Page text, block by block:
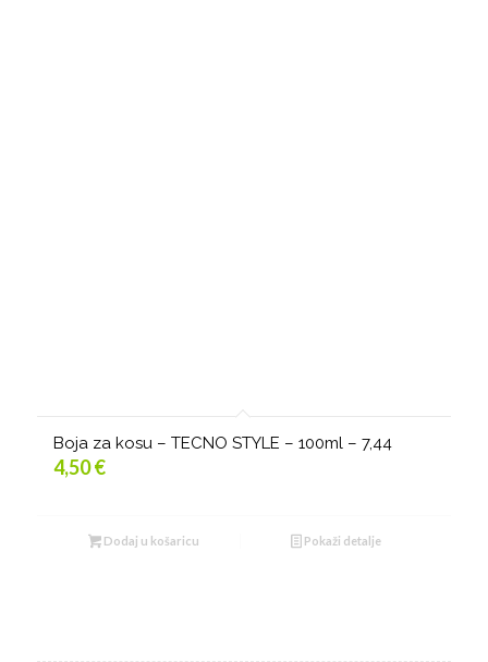
Boja za kosu – TECNO STYLE – 100ml – 7,44
4,50€
Dodaj u košaricu Pokaži detalje